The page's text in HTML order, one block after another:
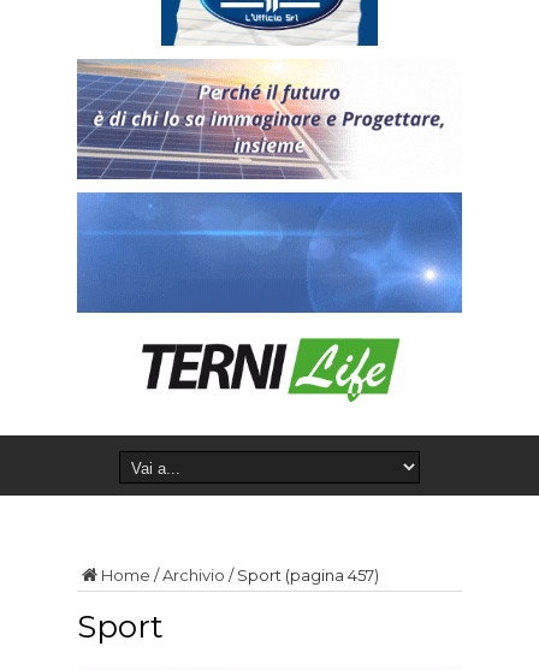
Home /Archivio /Sport (pagina 457)
Sport